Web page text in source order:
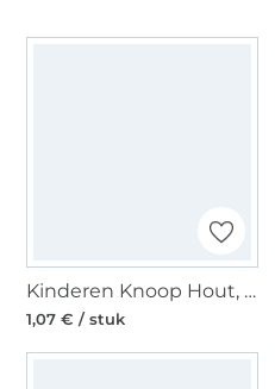
Kinderen Knoop Hout, Shaap
1,07 € / stuk